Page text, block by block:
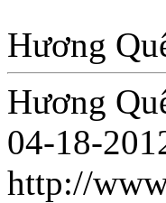
Hương
Hương
04-18-
http://